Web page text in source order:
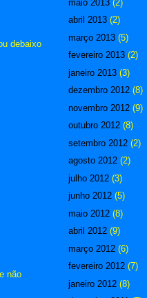
debaixo
não
maio 2013 (2)
abril 2013 (2)
março 2013 (5)
fevereiro 2013 (2)
janeiro 2013 (3)
dezembro 2012 (8)
novembro 2012 (9)
outubro 2012 (8)
setembro 2012 (2)
agosto 2012 (2)
julho 2012 (3)
junho 2012 (5)
maio 2012 (8)
abril 2012 (9)
março 2012 (6)
fevereiro 2012 (7)
janeiro 2012 (8)